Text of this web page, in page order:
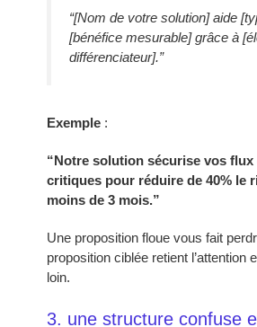
“[Nom de votre solution] aide
[bénéfice mesurable] grâce à
différenciateur].”
Exemple :
“Notre solution sécurise vos flux
critiques pour réduire de 40% le
moins de 3 mois.”
Une proposition floue vous fait
proposition ciblée retient l’attention
loin.
3. une structure confuse